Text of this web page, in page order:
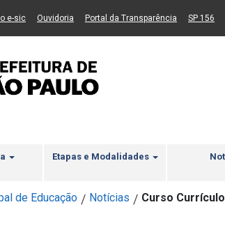
Ir para menu principal 2 Ir para busca Ir para
e-sic(Link para um novo sítio)
Ouvidoria (Link para um novo sítio)
Portal da Transparência (Link para
SP 156
Etapas e Modalidades
de Educação / Notícias / Curso